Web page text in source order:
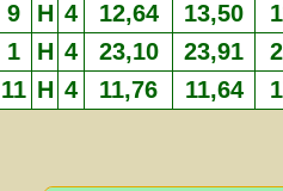
9 H 4 12,64 13,50
1 H 4 23,10 23,91
11 H 4 11,76 11,64